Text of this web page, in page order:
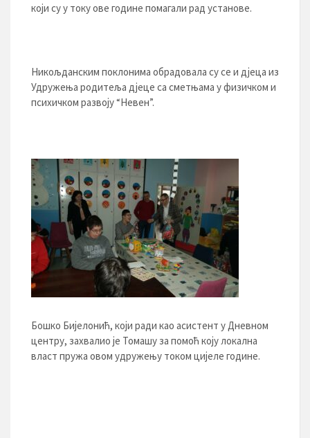
који су у току ове године помагали рад установе.
Никољданским поклонима обрадовала су се и дјеца из
Удружења родитеља дјеце са сметњама у физичком и
психичком развоју “Невен”.
Бошко Бијелонић, који ради као асистент у Дневном
центру, захвалио је Томашу за помоћ коју локална
власт пружа овом удружењу током цијеле године.